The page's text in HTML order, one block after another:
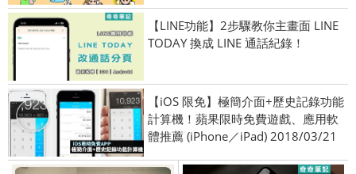
【LINE功能】2步驟教你主畫面 LINE
TODAY 換成 LINE 通話紀錄！
【iOS 限免】極簡介面+歷史記錄功能
計算機！蘋果限時免費遊戲、應用軟
體推薦 (iPhone／iPad) 2018/03/21